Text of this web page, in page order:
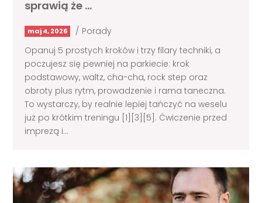
sprawią że …
maj 4, 2026 / Porady
Opanuj 5 prostych kroków i trzy filary techniki, a
poczujesz się pewniej na parkiecie: krok
podstawowy, waltz, cha-cha, rock step oraz
obroty plus rytm, prowadzenie i rama taneczna.
To wystarczy, by realnie lepiej tańczyć na weselu
już po krótkim treningu [1][3][5]. Ćwiczenie przed
imprezą i...